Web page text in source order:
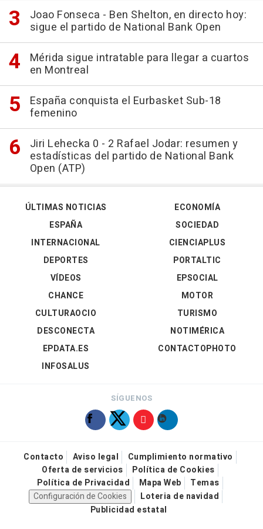
Joao Fonseca - Ben Shelton, en directo hoy:
sigue el partido de National Bank Open
Mérida sigue intratable para llegar a cuartos
en Montreal
España conquista el Eurbasket Sub-18
femenino
Jiri Lehecka 0 - 2 Rafael Jodar: resumen y
estadísticas del partido de National Bank
Open (ATP)
ÚLTIMAS NOTICIAS
ESPAÑA
INTERNACIONAL
DEPORTES
VÍDEOS
ECONOMÍA
SOCIEDAD
CIENCIAPLUS
PORTALTIC
EPSOCIAL
CHANCE
CULTURAOCIO
DESCONECTA
EPDATA.ES
INFOSALUS
MOTOR
TURISMO
NOTIMÉRICA
CONTACTOPHOTO
SÍGUENOS
Contacto Aviso legal
Cumplimiento normativo
Oferta de servicios
Política de Cookies
Política de Privacidad
Mapa Web
Temas
Configuración de Cookies
Loteria de navidad
Publicidad estatal